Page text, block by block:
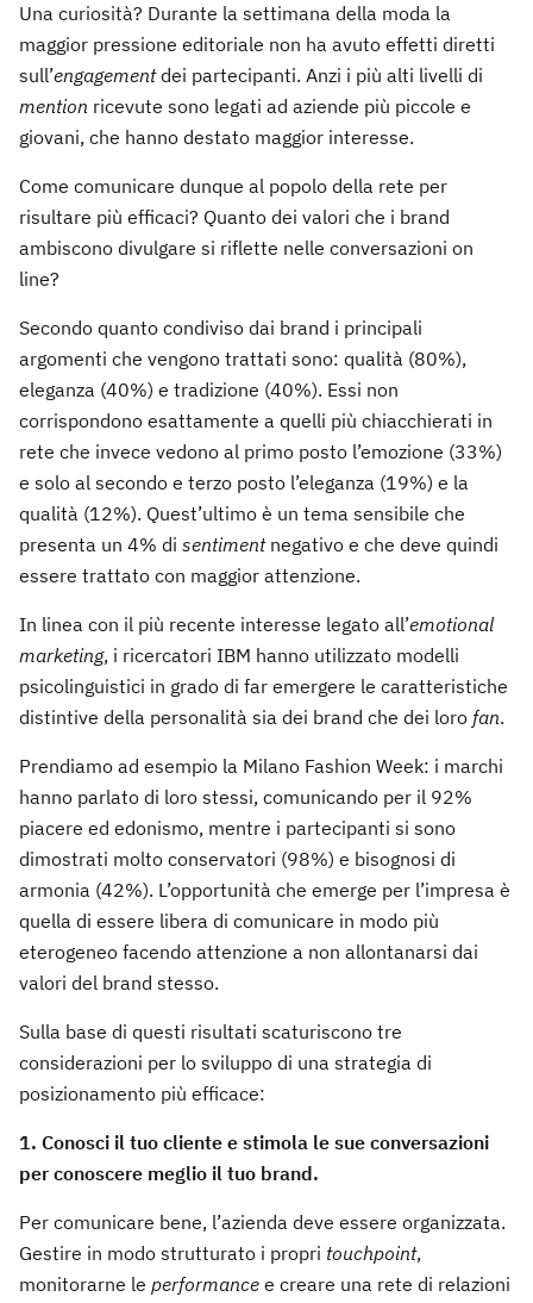
Una curiosità? Durante la settimana della moda la
maggior pressione editoriale non ha avuto effetti diretti
sull’engagementdei partecipanti. Anzi i più alti livelli di
mention ricevute sono legati ad aziende più piccole e
giovani, che hanno destato maggior interesse.
Come comunicare dunque al popolo della rete per
risultare più efficaci? Quanto dei valori che i brand
ambiscono divulgare si riflette nelle conversazioni on
line?
Secondo quanto condiviso dai brand i principali
argomenti che vengono trattati sono: qualità (80%),
eleganza (40%) e tradizione (40%). Essi non
corrispondono esattamente a quelli più chiacchierati in
rete che invece vedono al primo posto l’emozione (33%)
e solo al secondo e terzo posto l’eleganza (19%) e la
qualità (12%). Quest’ultimo è un tema sensibile che
presenta un 4% di sentimentnegativo e che deve quindi
essere trattato con maggior attenzione.
In linea con il più recente interesse legato all’emotional
marketing, i ricercatori IBM hanno utilizzato modelli
psicolinguistici in grado di far emergere le caratteristiche
distintive della personalità sia dei brand che dei loro fan.
Prendiamo ad esempio la Milano Fashion Week: i marchi
hanno parlato di loro stessi, comunicando per il 92%
piacere ed edonismo, mentre i partecipanti si sono
dimostrati molto conservatori (98%) e bisognosi di
armonia (42%). L’opportunità che emerge per l’impresa è
quella di essere libera di comunicare in modo più
eterogeneo facendo attenzione a non allontanarsi dai
valori del brand stesso.
Sulla base di questi risultati scaturiscono tre
considerazioni per lo sviluppo di una strategia di
posizionamento più efficace:
1. Conosci il tuo cliente e stimola le sue conversazioni
per conoscere meglio il tuo brand.
Per comunicare bene, l’azienda deve essere organizzata.
Gestire in modo strutturato i propri touchpoint,
monitorarne le performance e creare una rete di relazioni